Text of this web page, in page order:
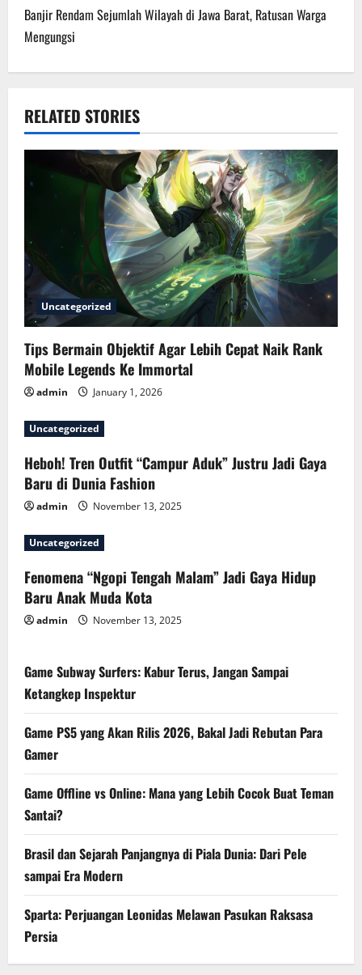
t
n
a
v
a
t
i
o
n
Banjir Rendam Sejumlah Wilayah di Jawa Barat, Ratusan Warga
Mengungsi
RELATED STORIES
Uncategorized
Tips Bermain Objektif Agar Lebih Cepat Naik Rank
Mobile Legends Ke Immortal
admin January 1, 2026
Uncategorized
Heboh! Tren Outfit “Campur Aduk” Justru Jadi Gaya
Baru di Dunia Fashion
admin November 13, 2025
Uncategorized
Fenomena “Ngopi Tengah Malam” Jadi Gaya Hidup
Baru Anak Muda Kota
admin November 13, 2025
Game Subway Surfers: Kabur Terus, Jangan Sampai
Ketangkep Inspektur
Game PS5 yang Akan Rilis 2026, Bakal Jadi Rebutan Para
Gamer
Game Offline vs Online: Mana yang Lebih Cocok Buat Teman
Santai?
Brasil dan Sejarah Panjangnya di Piala Dunia: Dari Pele
sampai Era Modern
Sparta: Perjuangan Leonidas Melawan Pasukan Raksasa
Persia